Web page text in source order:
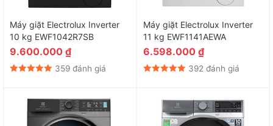
Máy giặt Electrolux Inverter
10 kg EWF1042R7SB
9.600.000 ₫
359 đánh giá
Máy giặt Electrolux Inverter
11 kg EWF1141AEWA
6.598.000 ₫
392 đánh giá